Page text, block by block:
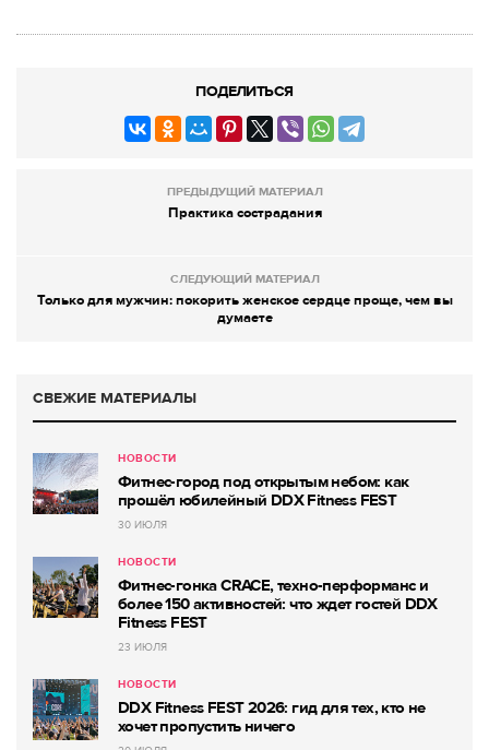
ПОДЕЛИТЬСЯ
ПРЕДЫДУЩИЙ МАТЕРИАЛ
Практика сострадания
СЛЕДУЮЩИЙ МАТЕРИАЛ
Только для мужчин: покорить женское сердце проще, чем вы
думаете
СВЕЖИЕ МАТЕРИАЛЫ
НОВОСТИ
Фитнес-город под открытым небом: как
прошёл юбилейный DDX Fitness FEST
30 ИЮЛЯ
НОВОСТИ
Фитнес-гонка CRACE, техно-перформанс и
более 150 активностей: что ждет гостей DDX
Fitness FEST
23 ИЮЛЯ
НОВОСТИ
DDX Fitness FEST 2026: гид для тех, кто не
хочет пропустить ничего